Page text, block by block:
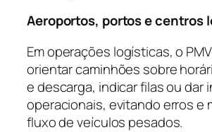
Aeroportos, portos e centros
Em operações logísticas, o
orientar caminhões sobre
e descarga, indicar filas ou dar
operacionais, evitando erros e
fluxo de veículos pesados.